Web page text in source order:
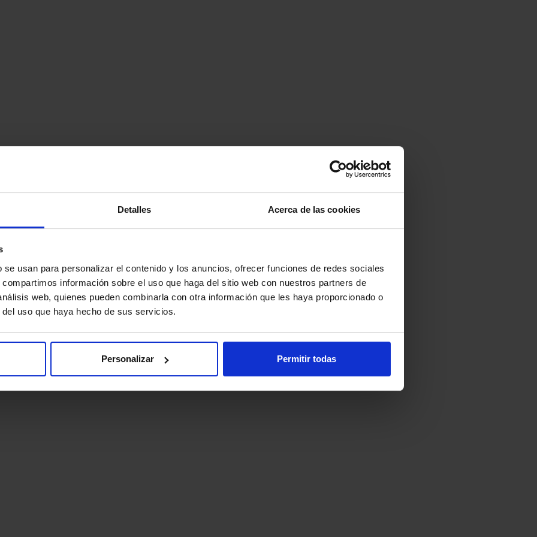
Detalles Acerca de las cookies
usan para personalizar el contenido y los anuncios, ofrecer funciones de redes sociales
información sobre el uso que haga del sitio web con nuestros partners de
web, quienes pueden combinarla con otra información que les haya proporcionado o
uso que haya hecho de sus servicios.
Personalizar Permitir todas